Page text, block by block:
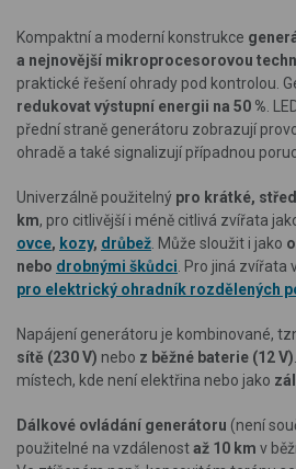
Kompaktní a moderní konstrukce
a nejnovější mikroprocesorovou
praktické řešení ohrady pod kontrolou. G
redukovat výstupní energii na 50 % .
přední straně generátoru zobrazují
ohradě a také signalizují případnou
Univerzálně použitelný pro krátké,
km, pro citlivější i méně citlivá zvířata
ovce, kozy, drůbež . Může sloužit i jako
nebo drobnými škůdci . Pro jiná zvířata
pro elektrický ohradník rozdělených
Napájení generátoru je kombinované,
sítě (230 V) nebo z běžné baterie (12 V)
místech, kde není elektřina nebo jako
Dálkové ovládání generátoru (není
použitelné na vzdálenostaž 10 km v